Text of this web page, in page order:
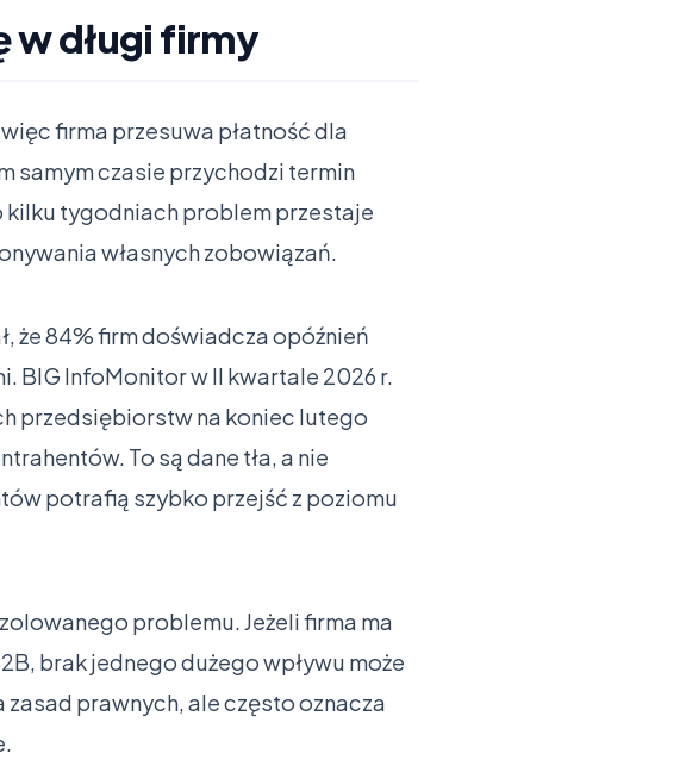
w długi firmy
firma przesuwa płatność dla
samym czasie przychodzi termin
kilku tygodniach problem przestaje
własnych zobowiązań.
że 84% firm doświadcza opóźnień
BIG InfoMonitor w II kwartale 2026 r.
przedsiębiorstw na koniec lutego
To są dane tła, a nie
potrafią szybko przejść z poziomu
problemu. Jeżeli firma ma
brak jednego dużego wpływu może
prawnych, ale często oznacza